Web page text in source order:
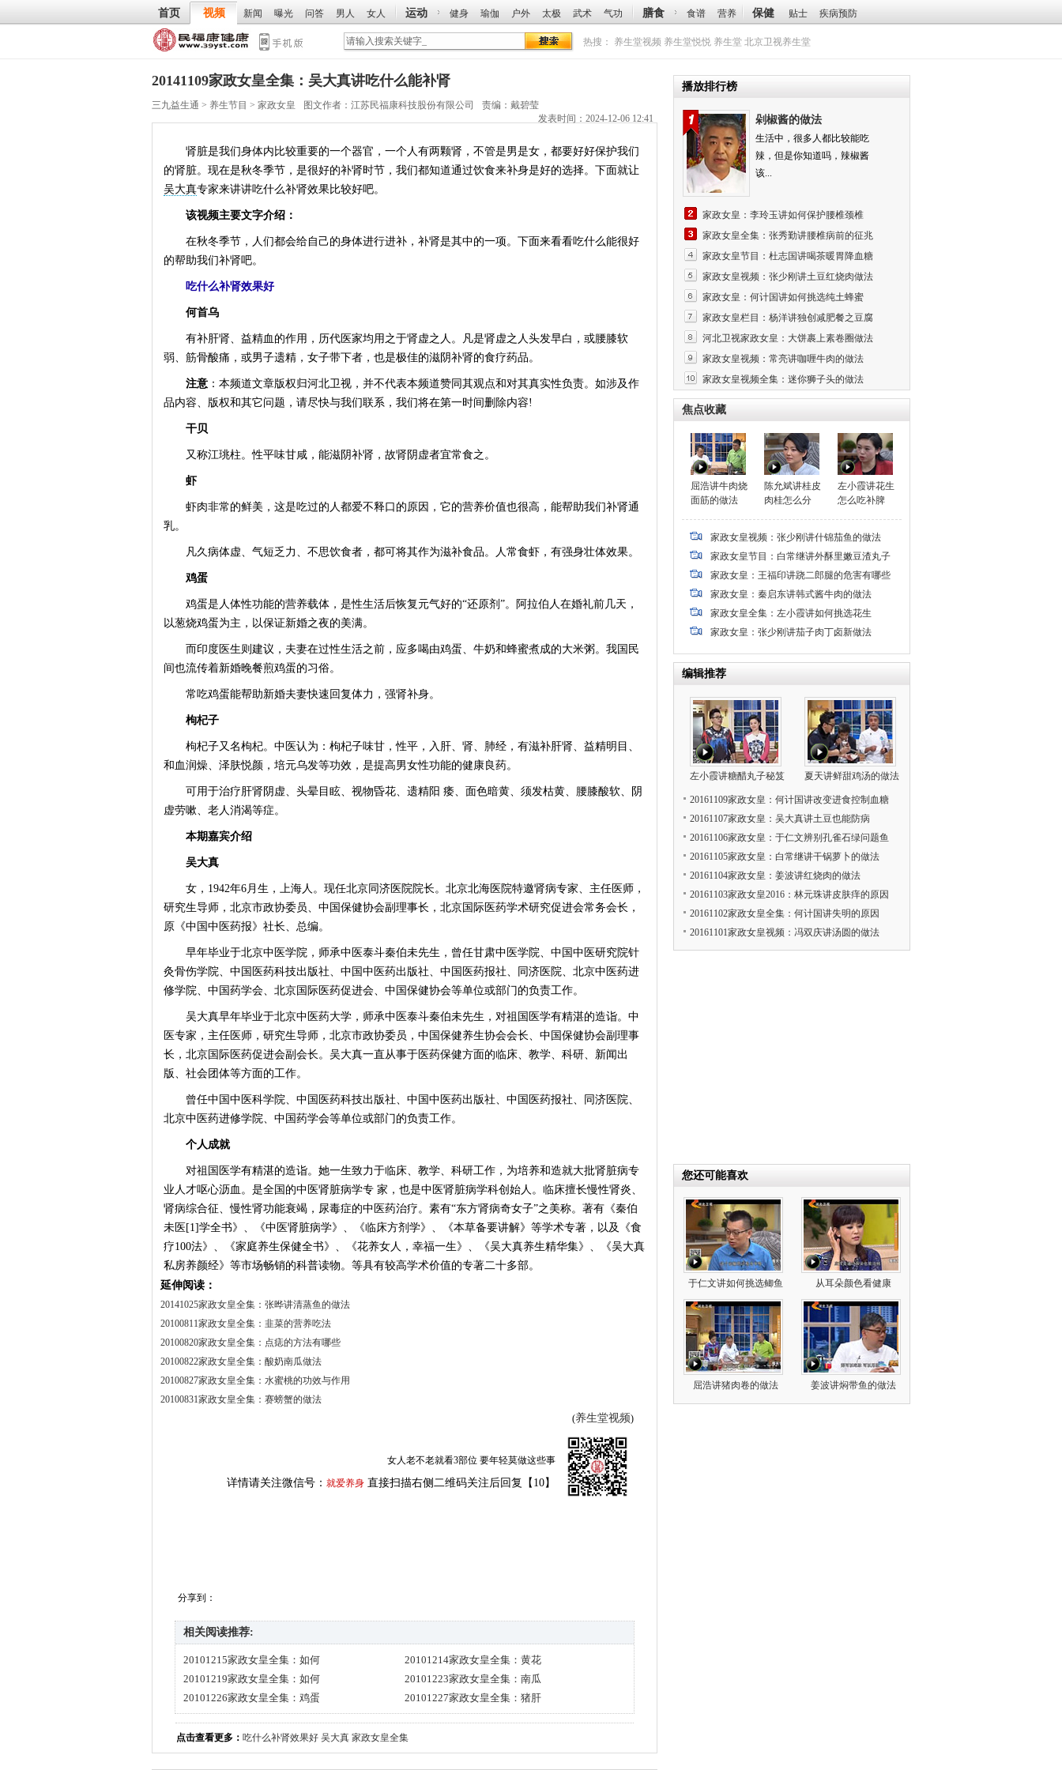
首页 视频 新闻 曝光 问答 男人 女人 运动 健身 瑜伽 户外 太极 武术 气功 膳食 食谱 营养 保健 贴士 疾病预防
热搜： 养生堂视频 养生堂悦悦 养生堂 北京卫视养生堂
20141109家政女皇全集：吴大真讲吃什么能补肾
三九益生通 > 养生节目 > 家政女皇 图文作者： 江苏民福康科技股份有限公司
责编：戴碧莹
发表时间：2024-12-06 12:41
肾脏是我们身体内比较重要的一个器官，一个人有两颗肾，不管是男是女，都要好好保护我们
的肾脏。现在是秋冬季节，是很好的补肾时节，我们都知道通过饮食来补身是好的选择。下面就让
吴大真专家来讲讲吃什么补肾效果比较好吧。
该视频主要文字介绍：
在秋冬季节，人们都会给自己的身体进行进补，补肾是其中的一项。下面来看看吃什么能很好
的帮助我们补肾吧。
吃什么补肾效果好
何首乌
有补肝肾、益精血的作用，历代医家均用之于肾虚之人。凡是肾虚之人头发早白，或腰膝软
弱、筋骨酸痛，或男子遗精，女子带下者，也是极佳的滋阴补肾的食疗药品。
注意 ：本频道文章版权归河北卫视，并不代表本频道赞同其观点和对其真实性负责。如涉及作
品内容、版权和其它问题，请尽快与我们联系，我们将在第一时间删除内容!
干贝
又称江珧柱。性平味甘咸，能滋阴补肾，故肾阴虚者宜常食之。
虾
虾肉非常的鲜美，这是吃过的人都爱不释口的原因，它的营养价值也很高，能帮助我们补肾通
乳。
凡久病体虚、气短乏力、不思饮食者，都可将其作为滋补食品。人常食虾，有强身壮体效果。
鸡蛋
鸡蛋是人体性功能的营养载体，是性生活后恢复元气好的“还原剂”。阿拉伯人在婚礼前几天，
以葱烧鸡蛋为主，以保证新婚之夜的美满。
而印度医生则建议，夫妻在过性生活之前，应多喝由鸡蛋、牛奶和蜂蜜煮成的大米粥。我国民
间也流传着新婚晚餐煎鸡蛋的习俗。
常吃鸡蛋能帮助新婚夫妻快速回复体力，强肾补身。
枸杞子
枸杞子又名枸杞。中医认为：枸杞子味甘，性平，入肝、肾、肺经，有滋补肝肾、益精明目、
和血润燥、泽肤悦颜，培元乌发等功效，是提高男女性功能的健康良药。
可用于治疗肝肾阴虚、头晕目眩、视物昏花、遗精阳 痿、面色暗黄、须发枯黄、腰膝酸软、阴
虚劳嗽、老人消渴等症。
本期嘉宾介绍
吴大真
女，1942年6月生，上海人。现任北京同济医院院长。北京北海医院特邀肾病专家、主任医师，
研究生导师，北京市政协委员、中国保健协会副理事长，北京国际医药学术研究促进会常务会长，
原《中国中医药报》社长、总编。
早年毕业于北京中医学院，师承中医泰斗秦伯未先生，曾任甘肃中医学院、中国中医研究院针
灸骨伤学院、中国医药科技出版社、中国中医药出版社、中国医药报社、同济医院、北京中医药进
修学院、中国药学会、北京国际医药促进会、中国保健协会等单位或部门的负责工作。
吴大真早年毕业于北京中医药大学，师承中医泰斗秦伯未先生，对祖国医学有精湛的造诣。中
医专家，主任医师，研究生导师，北京市政协委员，中国保健养生协会会长、中国保健协会副理事
长，北京国际医药促进会副会长。吴大真一直从事于医药保健方面的临床、教学、科研、新闻出
版、社会团体等方面的工作。
曾任中国中医科学院、中国医药科技出版社、中国中医药出版社、中国医药报社、同济医院、
北京中医药进修学院、中国药学会等单位或部门的负责工作。
个人成就
对祖国医学有精湛的造诣。她一生致力于临床、教学、科研工作，为培养和造就大批肾脏病专
业人才呕心沥血。是全国的中医肾脏病学专 家，也是中医肾脏病学科创始人。临床擅长慢性肾炎、
肾病综合征、慢性肾功能衰竭，尿毒症的中医药治疗。素有“东方肾病奇女子”之美称。著有《秦伯
未医[1]学全书》、《中医肾脏病学》、《临床方剂学》、《本草备要讲解》等学术专著，以及《食
疗100法》、《家庭养生保健全书》、《花养女人，幸福一生》、《吴大真养生精华集》、《吴大真
私房养颜经》等市场畅销的科普读物。等具有较高学术价值的专著二十多部。
延伸阅读：
20141025家政女皇全集：张晔讲清蒸鱼的做法
20100811家政女皇全集：韭菜的营养吃法
20100820家政女皇全集：点痣的方法有哪些
20100822家政女皇全集：酸奶南瓜做法
20100827家政女皇全集：水蜜桃的功效与作用
20100831家政女皇全集：赛螃蟹的做法
(养生堂视频)
女人老不老就看3部位 要年轻莫做这些事
详情请关注微信号： 就爱养身 直接扫描右侧二维码关注后回复【10】
分享到：
相关阅读推荐:
20101215家政女皇全集：如何
20101214家政女皇全集：黄花
20101219家政女皇全集：如何
20101223家政女皇全集：南瓜
20101226家政女皇全集：鸡蛋
20101227家政女皇全集：猪肝
点击查看更多： 吃什么补肾效果好 吴大真 家政女皇全集
播放排行榜
剁椒酱的做法
生活中，很多人都比较能吃
辣，但是你知道吗，辣椒酱
该...
家政女皇：李玲玉讲如何保护腰椎颈椎
家政女皇全集：张秀勤讲腰椎病前的征兆
家政女皇节目：杜志国讲喝茶暖胃降血糖
家政女皇视频：张少刚讲土豆红烧肉做法
家政女皇：何计国讲如何挑选纯土蜂蜜
家政女皇栏目：杨洋讲独创减肥餐之豆腐
河北卫视家政女皇：大饼裹上素卷圈做法
家政女皇视频：常亮讲咖喱牛肉的做法
家政女皇视频全集：迷你狮子头的做法
焦点收藏
屈浩讲牛肉烧
面筋的做法
陈允斌讲桂皮
肉桂怎么分
左小霞讲花生
怎么吃补脾
家政女皇视频：张少刚讲什锦茄鱼的做法
家政女皇节目：白常继讲外酥里嫩豆渣丸子
家政女皇：王福印讲跷二郎腿的危害有哪些
家政女皇：秦启东讲韩式酱牛肉的做法
家政女皇全集：左小霞讲如何挑选花生
家政女皇：张少刚讲茄子肉丁卤新做法
编辑推荐
左小霞讲糖醋丸子秘笈 夏天讲鲜甜鸡汤的做法
20161109家政女皇：何计国讲改变进食控制血糖
20161107家政女皇：吴大真讲土豆也能防病
20161106家政女皇：于仁文辨别孔雀石绿问题鱼
20161105家政女皇：白常继讲干锅萝卜的做法
20161104家政女皇：姜波讲红烧肉的做法
20161103家政女皇2016：林元珠讲皮肤痒的原因
20161102家政女皇全集：何计国讲失明的原因
20161101家政女皇视频：冯双庆讲汤圆的做法
您还可能喜欢
于仁文讲如何挑选鲫鱼 从耳朵颜色看健康
屈浩讲猪肉卷的做法 姜波讲焖带鱼的做法